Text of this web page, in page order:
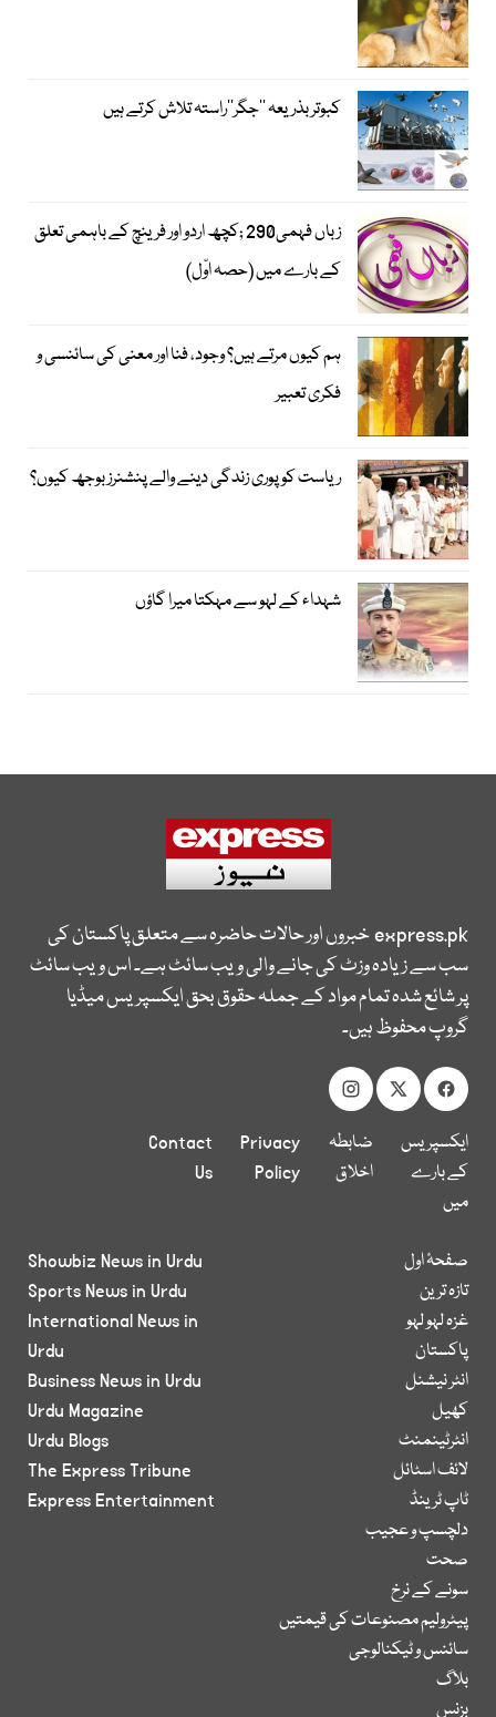
کبوتر بذریعہ ’’جگر‘‘راستہ تلاش کرتے ہیں
زباں فہمی290 ;کچھ اردو اور فرینچ کے باہمی تعلق
کے بارے میں (حصہ اوّل)
ہم کیوں مرتے ہیں؟ وجود، فنا اور معنی کی سائنسی و
فکری تعبیر
ریاست کو پوری زندگی دینے والے پنشنرز بوجھ کیوں؟
شہداء کے لہو سے مہکتا میرا گاؤں
express.pkخبروں اور حالات حاضرہ سے متعلق پاکستان کی
سب سے زیادہ وزٹ کی جانے والی ویب سائٹ ہے۔ اس ویب سائٹ
پر شائع شدہ تمام مواد کے جملہ حقوق بحق ایکسپریس میڈیا
گروپ محفوظ ہیں۔
ایکسپریس
کے بارے
میں
ضابطہ
اخلاق
Privacy
Policy
Contact
Us
صفحۂ اول
تازہ ترین
غزہ لہو لہو
پاکستان
انٹر نیشنل
کھیل
انٹرٹینمنٹ
لائف اسٹائل
ٹاپ ٹرینڈ
دلچسپ و عجیب
صحت
سونے کے نرخ
پیٹرولیم مصنوعات کی قیمتیں
سائنس و ٹیکنالوجی
بلاگ
بزنس
Showbiz News in Urdu
Sports News in Urdu
International News in
Urdu
Business News in Urdu
Urdu Magazine
Urdu Blogs
The Express Tribune
Express Entertainment